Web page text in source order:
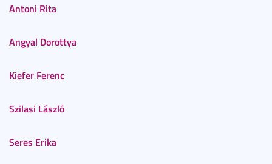
Antoni Rita
Angyal Dorottya
Kiefer Ferenc
Szilasi László
Seres Erika